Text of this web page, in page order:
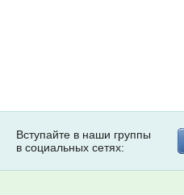
Вступайте в наши группы
в социальных сетях: